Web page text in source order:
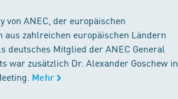
von ANEC, der europäischen
zahlreichen europäischen Ländern
deutsches Mitglied der ANEC General
war zusätzlich Dr. Alexander Goschew in
Mehr